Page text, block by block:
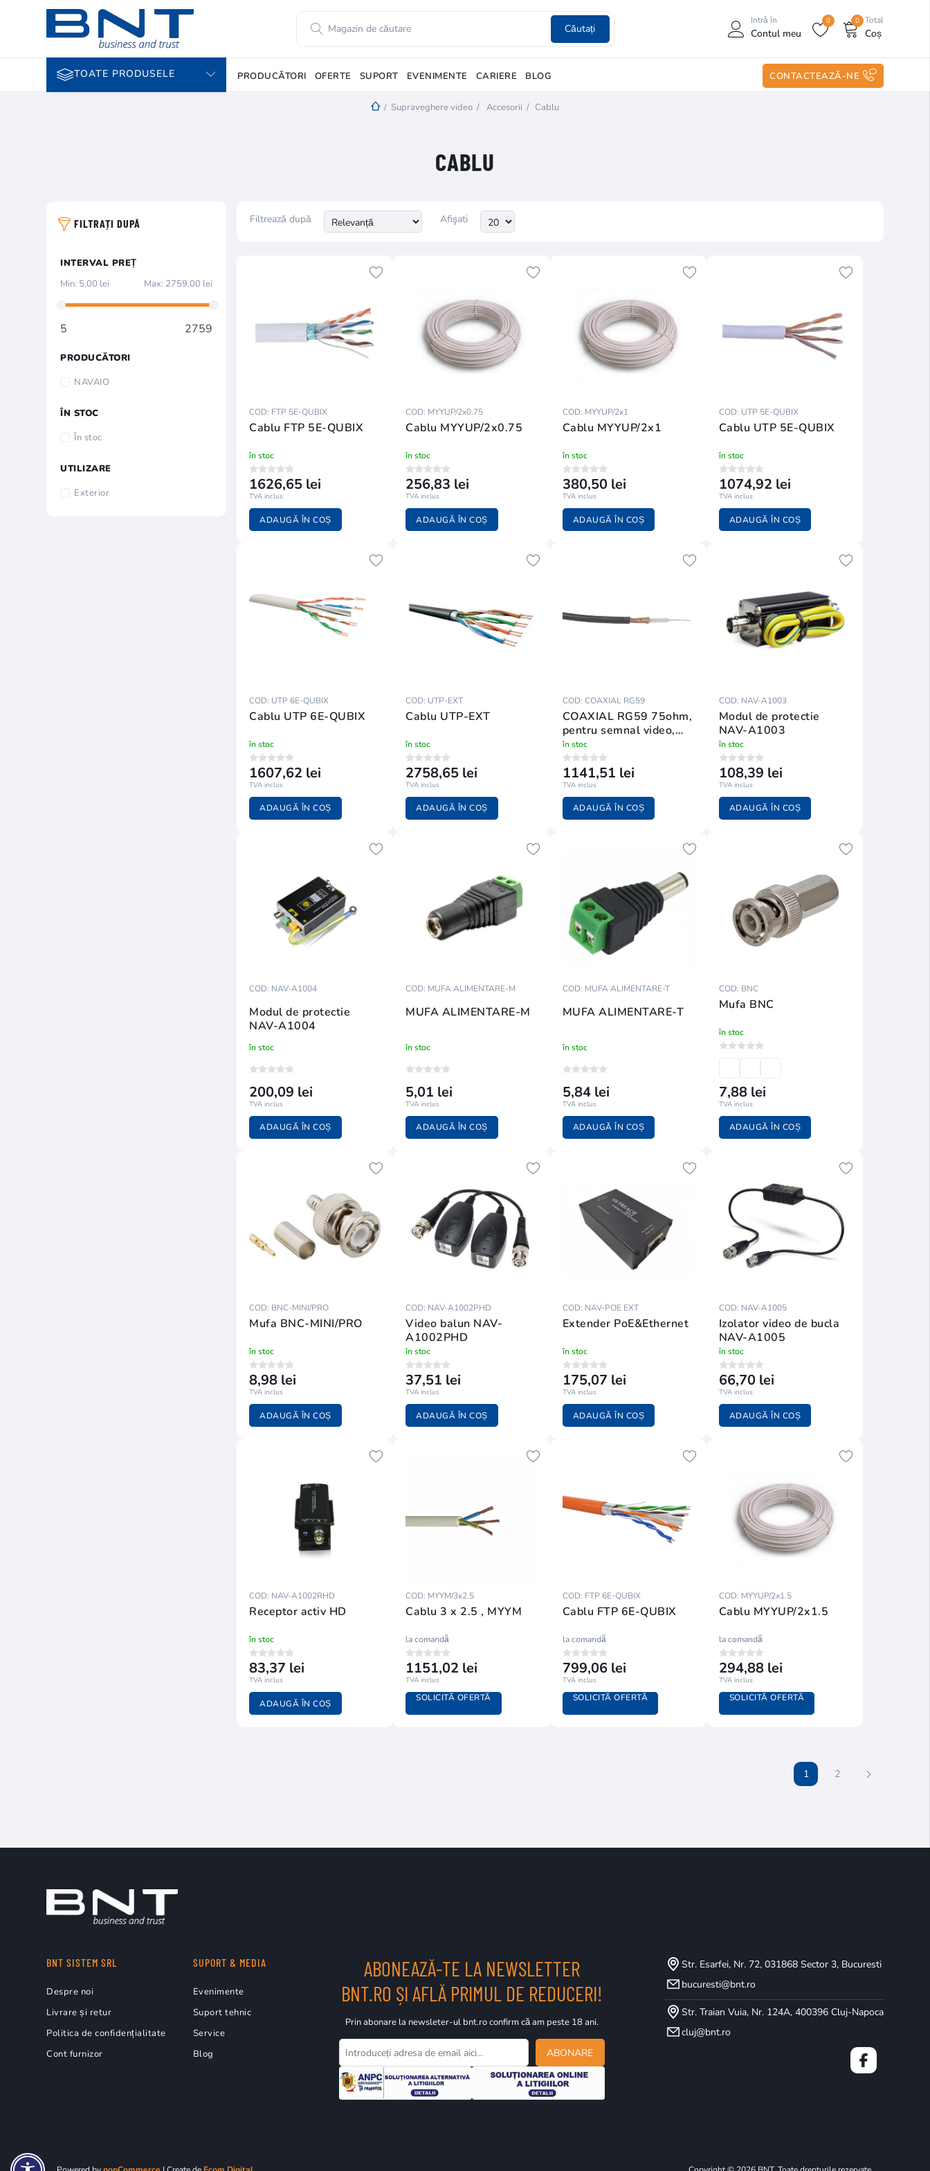
Căutați
Intră în
Contul meu
0 Total
Coș
0
TOATE PRODUSELE PRODUCĂTORI OFERTE SUPORT EVENIMENTE CARIERE BLOG CONTACTEAZĂ-NE
/ Supraveghere video / Accesorii / Cablu
CABLU
FILTRAȚI DUPĂ
INTERVAL PREȚ
Min: 5,00 lei Max: 2759,00 lei
5 2759
PRODUCĂTORI
NAVAIO
ÎN STOC
În stoc
UTILIZARE
Exterior
Filtrează după Afişati
COD: FTP 5E-QUBIX
Cablu FTP 5E-QUBIX
în stoc
1626,65 lei
TVA inclus
ADAUGĂ ÎN COȘ
COD: MYYUP/2x0.75
Cablu MYYUP/2x0.75
în stoc
256,83 lei
TVA inclus
ADAUGĂ ÎN COȘ
COD: MYYUP/2x1
Cablu MYYUP/2x1
în stoc
380,50 lei
TVA inclus
ADAUGĂ ÎN COȘ
COD: UTP 5E-QUBIX
Cablu UTP 5E-QUBIX
în stoc
1074,92 lei
TVA inclus
ADAUGĂ ÎN COȘ
COD: UTP 6E-QUBIX
Cablu UTP 6E-QUBIX
în stoc
1607,62 lei
TVA inclus
ADAUGĂ ÎN COȘ
COD: UTP-EXT
Cablu UTP-EXT
în stoc
2758,65 lei
TVA inclus
ADAUGĂ ÎN COȘ
COD: COAXIAL RG59
COAXIAL RG59 75ohm,
pentru semnal video,
pret/500m
în stoc
1141,51 lei
TVA inclus
ADAUGĂ ÎN COȘ
COD: NAV-A1003
Modul de protectie
NAV-A1003
în stoc
108,39 lei
TVA inclus
ADAUGĂ ÎN COȘ
COD: NAV-A1004
Modul de protectie
NAV-A1004
în stoc
200,09 lei
TVA inclus
ADAUGĂ ÎN COȘ
COD: MUFA ALIMENTARE-M
MUFA ALIMENTARE-M
în stoc
5,01 lei
TVA inclus
ADAUGĂ ÎN COȘ
COD: MUFA ALIMENTARE-T
MUFA ALIMENTARE-T
în stoc
5,84 lei
TVA inclus
ADAUGĂ ÎN COȘ
COD: BNC
Mufa BNC
în stoc
7,88 lei
TVA inclus
ADAUGĂ ÎN COȘ
COD: BNC-MINI/PRO
Mufa BNC-MINI/PRO
în stoc
8,98 lei
TVA inclus
ADAUGĂ ÎN COȘ
COD: NAV-A1002PHD
Video balun NAV-
A1002PHD
în stoc
37,51 lei
TVA inclus
ADAUGĂ ÎN COȘ
COD: NAV-POE EXT
Extender PoE&Ethernet
în stoc
175,07 lei
TVA inclus
ADAUGĂ ÎN COȘ
COD: NAV-A1005
Izolator video de bucla
NAV-A1005
în stoc
66,70 lei
TVA inclus
ADAUGĂ ÎN COȘ
COD: NAV-A1002RHD
Receptor activ HD
în stoc
83,37 lei
TVA inclus
ADAUGĂ ÎN COȘ
COD: MYYM/3x2.5
Cablu 3 x 2.5 , MYYM
la comandă
1151,02 lei
TVA inclus
SOLICITĂ OFERTĂ
COD: FTP 6E-QUBIX
Cablu FTP 6E-QUBIX
la comandă
799,06 lei
TVA inclus
SOLICITĂ OFERTĂ
COD: MYYUP/2x1.5
Cablu MYYUP/2x1.5
la comandă
294,88 lei
TVA inclus
SOLICITĂ OFERTĂ
1 2
BNT SISTEM SRL
Despre noi
Livrare și retur
Politica de confidențialitate
Cont furnizor
SUPORT & MEDIA
Evenimente
Suport tehnic
Service
Blog
ABONEAZĂ-TE LA NEWSLETTER
BNT.RO ȘI AFLĂ PRIMUL DE REDUCERI!
Prin abonare la newsleter-ul bnt.ro confirm că am peste 18 ani.
ABONARE
Str. Esarfei, Nr. 72, 031868 Sector 3, Bucuresti
bucuresti@bnt.ro
Str. Traian Vuia, Nr. 124A, 400396 Cluj-Napoca
cluj@bnt.ro